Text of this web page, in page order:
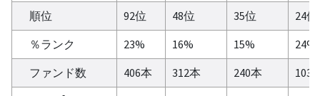
順位
92位 48位 35位
24位
％ランク
23% 16% 15%
24%
ファンド数
406本 312本 240本
103